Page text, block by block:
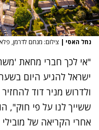
נחל האסי | צילום: מנחם לדרמן,
"אי לכך חברי מחאת
ולדרוש מניר דוד
ששייך לנו על פי חוק",
אחרי הקריאה של